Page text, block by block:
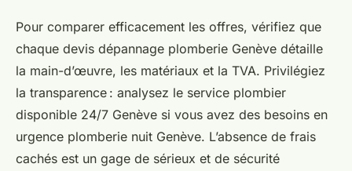
Pour comparer efficacement les offres, vérifiez que
chaque devis dépannage plomberie Genève détaille
la main-d’œuvre, les matériaux et la TVA. Privilégiez
la transparence : analysez le service plombier
disponible 24/7 Genève si vous avez des besoins en
urgence plomberie nuit Genève. L’absence de frais
cachés est un gage de sérieux et de sécurité